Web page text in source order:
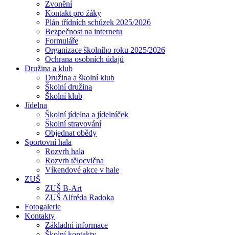
Zvonění
Kontakt pro žáky
Plán třídních schůzek 2025/2026
Bezpečnost na internetu
Formuláře
Organizace školního roku 2025/2026
Ochrana osobních údajů
Družina a klub
Družina a školní klub
Školní družina
Školní klub
Jídelna
Školní jídelna a jídelníček
Školní stravování
Objednat obědy
Sportovní hala
Rozvrh hala
Rozvrh tělocvična
Víkendové akce v hale
ZUŠ
ZUŠ B-Art
ZUŠ Alfréda Radoka
Fotogalerie
Kontakty
Základní informace